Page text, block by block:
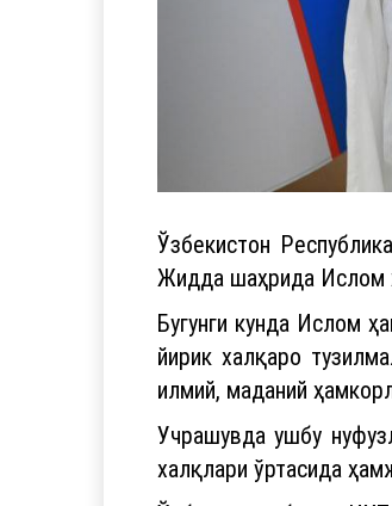
Ўзбекистон
Жидда шаҳрида Ислом
Бугунги кунда Ислом
йирик халқаро
илмий, маданий
Учрашувда ушбу
халқлари ўртасида